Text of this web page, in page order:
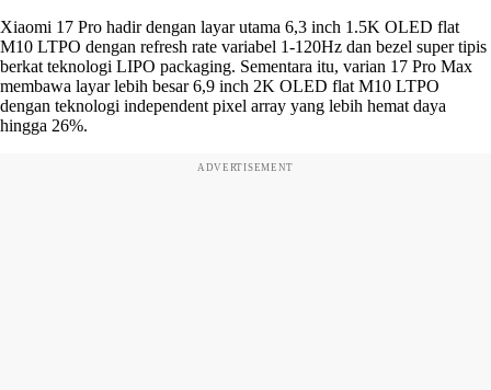
Xiaomi 17 Pro hadir dengan layar utama 6,3 inch 1.5K OLED flat
M10 LTPO dengan refresh rate variabel 1-120Hz dan bezel super tipis
berkat teknologi LIPO packaging. Sementara itu, varian 17 Pro Max
membawa layar lebih besar 6,9 inch 2K OLED flat M10 LTPO
dengan teknologi independent pixel array yang lebih hemat daya
hingga 26%.
ADVERTISEMENT